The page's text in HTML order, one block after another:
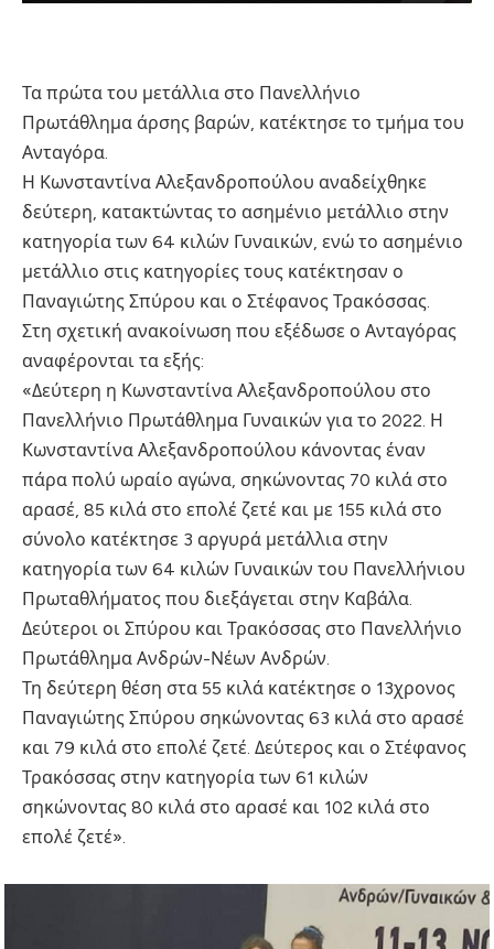
Τα πρώτα του μετάλλια στο Πανελλήνιο
Πρωτάθλημα άρσης βαρών, κατέκτησε το τμήμα του
Ανταγόρα.
Η Κωνσταντίνα Αλεξανδροπούλου αναδείχθηκε
δεύτερη, κατακτώντας το ασημένιο μετάλλιο στην
κατηγορία των 64 κιλών Γυναικών, ενώ το ασημένιο
μετάλλιο στις κατηγορίες τους κατέκτησαν ο
Παναγιώτης Σπύρου και ο Στέφανος Τρακόσσας.
Στη σχετική ανακοίνωση που εξέδωσε ο Ανταγόρας
αναφέρονται τα εξής:
«Δεύτερη η Κωνσταντίνα Αλεξανδροπούλου στο
Πανελλήνιο Πρωτάθλημα Γυναικών για το 2022. Η
Κωνσταντίνα Αλεξανδροπούλου κάνοντας έναν
πάρα πολύ ωραίο αγώνα, σηκώνοντας 70 κιλά στο
αρασέ, 85 κιλά στο επολέ ζετέ και με 155 κιλά στο
σύνολο κατέκτησε 3 αργυρά μετάλλια στην
κατηγορία των 64 κιλών Γυναικών του Πανελλήνιου
Πρωταθλήματος που διεξάγεται στην Καβάλα.
Δεύτεροι οι Σπύρου και Τρακόσσας στο Πανελλήνιο
Πρωτάθλημα Ανδρών-Νέων Ανδρών.
Τη δεύτερη θέση στα 55 κιλά κατέκτησε ο 13χρονος
Παναγιώτης Σπύρου σηκώνοντας 63 κιλά στο αρασέ
και 79 κιλά στο επολέ ζετέ. Δεύτερος και ο Στέφανος
Τρακόσσας στην κατηγορία των 61 κιλών
σηκώνοντας 80 κιλά στο αρασέ και 102 κιλά στο
επολέ ζετέ».